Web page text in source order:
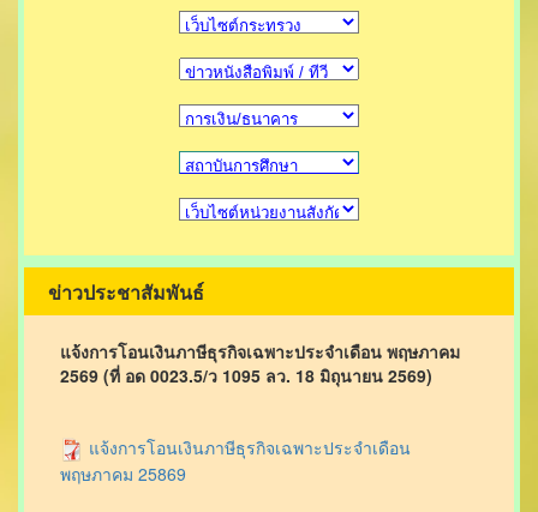
ข่าวประชาสัมพันธ์
แจ้งการโอนเงินภาษีธุรกิจเฉพาะประจำเดือน พฤษภาคม
2569 (ที่ อด 0023.5/ว 1095 ลว. 18 มิถุนายน 2569)
แจ้งการโอนเงินภาษีธุรกิจเฉพาะประจำเดือน
พฤษภาคม 25869